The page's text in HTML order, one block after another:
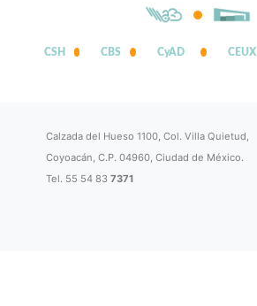
CSH CBS CyAD CEUX
Calzada del Hueso 1100, Col. Villa Quietud,
Coyoacán, C.P. 04960, Ciudad de México.
Tel. 55 54 837371